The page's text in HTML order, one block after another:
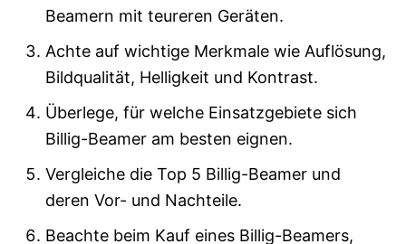
Beamern mit teureren Geräten.
Achte auf wichtige Merkmale wie Auflösung,
Bildqualität, Helligkeit und Kontrast.
Überlege, für welche Einsatzgebiete sich
Billig-Beamer am besten eignen.
Vergleiche die Top 5 Billig-Beamer und
deren Vor- und Nachteile.
Beachte beim Kauf eines Billig-Beamers,